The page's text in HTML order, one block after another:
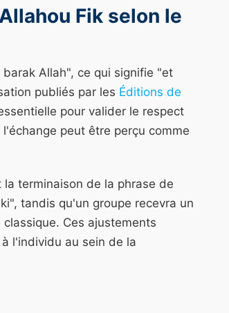
Fik selon le
Allah", ce qui signifie "et
publiés par les Éditions de
pour valider le respect
peut être perçu comme
terminaison de la phrase de
tandis qu'un groupe recevra un
Ces ajustements
l'individu au sein de la